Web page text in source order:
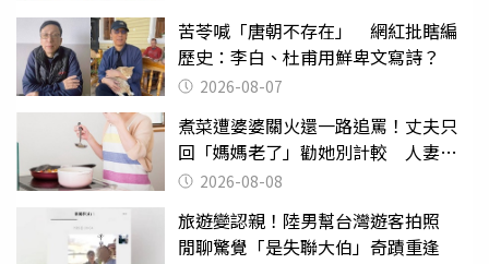
苦苓喊「唐朝不存在」 網紅批瞎編
歷史：李白、杜甫用鮮卑文寫詩？
2026-08-07
煮菜遭婆婆關火還一路追罵！丈夫只
回「媽媽老了」勸她別計較 人妻超
崩潰：我像台傭
2026-08-08
旅遊變認親！陸男幫台灣遊客拍照
閒聊驚覺「是失聯大伯」奇蹟重逢